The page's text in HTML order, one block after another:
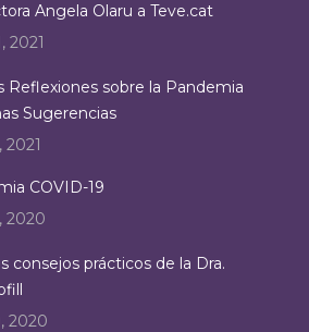
Angela Olaru a Teve.cat
2021
Reflexiones sobre la Pandemia
Sugerencias
2021
COVID-19
2020
consejos prácticos de la Dra.
2020